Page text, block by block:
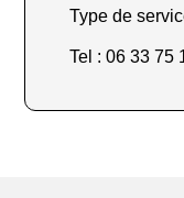
Type de
Tel : 06 33 75